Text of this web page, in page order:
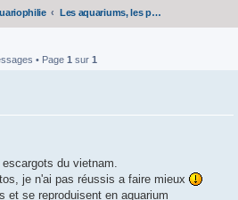
Les aquariums, les poissons, les plantes
• Page 1 sur 1
du vietnam.
je n'ai pas réussis a faire mieux
et se reproduisent en aquarium